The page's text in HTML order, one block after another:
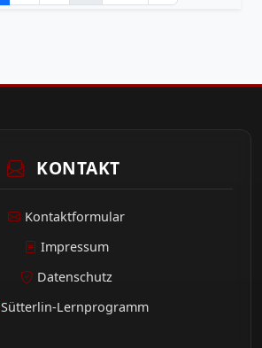
KONTAKT
Kontaktformular
Impressum
Datenschutz
Sütterlin-Lernprogramm